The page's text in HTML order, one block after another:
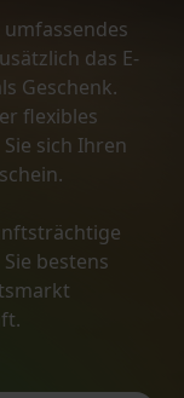
das E-
Geschenk.
flexibles
sich Ihren
bestens